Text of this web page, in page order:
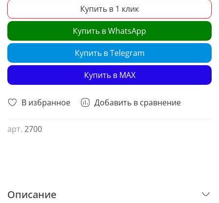
В избранное Добавить в сравнение
арт. 2700
Купить в 1 клик
Купить в WhatsApp
Купить в Telegram
Купить в MAX
Описание